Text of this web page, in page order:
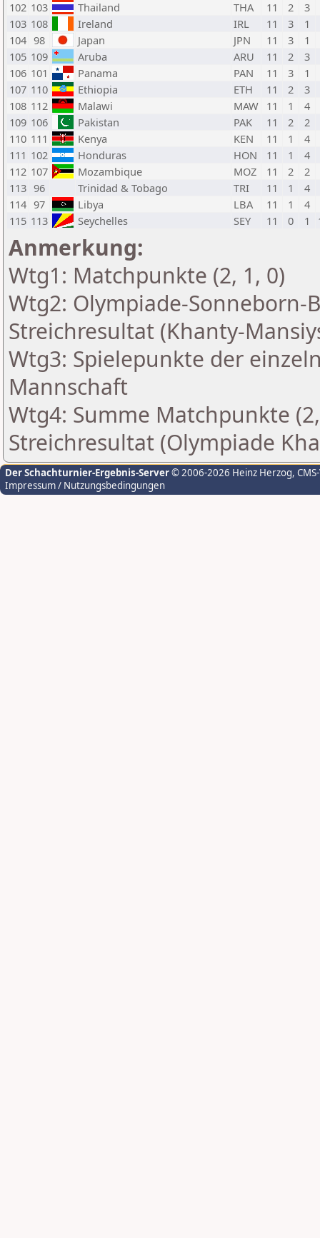
102 103 Thailand THA 11 2
3
103 108 Ireland IRL 11 3
1
104 98 Japan JPN 11 3
1
105 109 Aruba ARU 11 2
3
106 101 Panama PAN 11 3
1
107 110 Ethiopia ETH 11 2
3
108 112 Malawi MAW 11 1
4
109 106 Pakistan PAK 11 2
2
110 111 Kenya KEN 11 1
4
111 102 Honduras HON 11 1
4
112 107 Mozambique MOZ 11 2
2
113 96 Trinidad & Tobago TRI 11 1
4
114 97 Libya LBA 11 1
4
115 113 Seychelles SEY 11 0 1
Anmerkung:
Wtg1: Matchpunkte (2, 1, 0)
Wtg2: Olympiade-
Streichresultat (Khanty-
Wtg3: Spielepunkte der
Mannschaft
Wtg4: Summe Matchpunkte
Streichresultat (Olympiade
Der Schachturnier-Ergebnis-Server© 2006-2026 Heinz Herzog,
Impressum / Nutzungsbedingungen